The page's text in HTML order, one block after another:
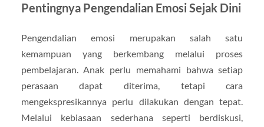
Pentingnya Pengendalian Emosi Sejak Dini
Pengendalian emosi merupakan salah satu
kemampuan yang berkembang melalui proses
pembelajaran. Anak perlu memahami bahwa setiap
perasaan dapat diterima, tetapi cara
mengekspresikannya perlu dilakukan dengan tepat.
Melalui kebiasaan sederhana seperti berdiskusi,